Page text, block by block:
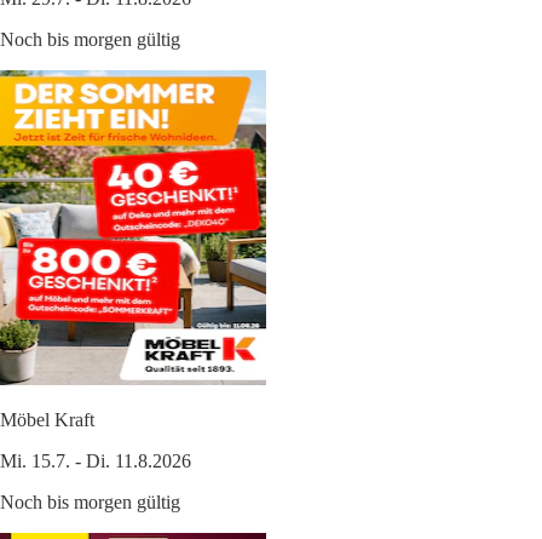
Noch bis morgen gültig
Möbel Kraft
Mi. 15.7. - Di. 11.8.2026
Noch bis morgen gültig